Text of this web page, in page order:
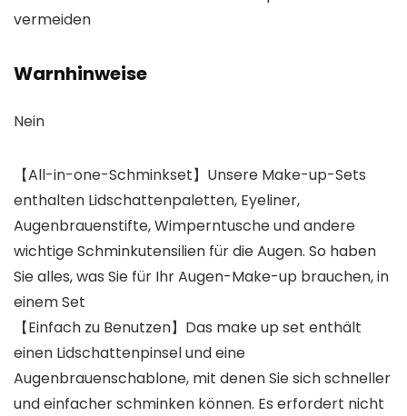
vermeiden
Warnhinweise
Nein
【All-in-one-Schminkset】Unsere Make-up-Sets
enthalten Lidschattenpaletten, Eyeliner,
Augenbrauenstifte, Wimperntusche und andere
wichtige Schminkutensilien für die Augen. So haben
Sie alles, was Sie für Ihr Augen-Make-up brauchen, in
einem Set
【Einfach zu Benutzen】Das make up set enthält
einen Lidschattenpinsel und eine
Augenbrauenschablone, mit denen Sie sich schneller
und einfacher schminken können. Es erfordert nicht